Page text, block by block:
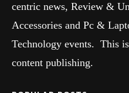
centric news, Review &
Accessories and Pc &
Technology events. This
content publishing.